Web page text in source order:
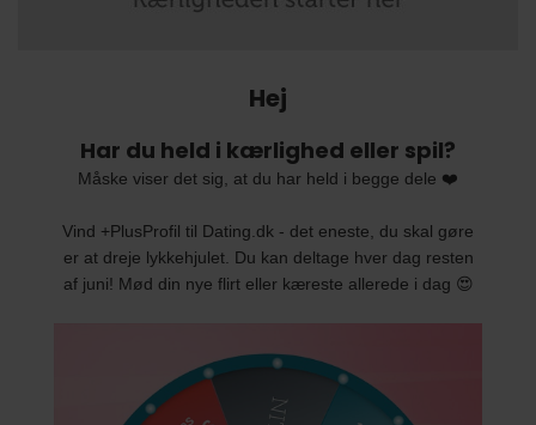
Hej
Har du held i kærlighed eller spil?
Måske viser det sig, at du har held i begge dele ❤️
Vind +PlusProfil til Dating.dk - det eneste, du skal gøre
er at dreje lykkehjulet. Du kan deltage hver dag resten
af juni! Mød din nye flirt eller kæreste allerede i dag 😍